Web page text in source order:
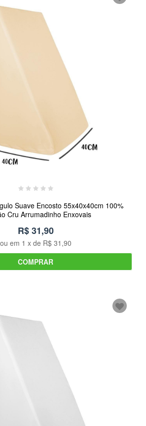
Suave Encosto 55x40x40cm 100%
Cru Arrumadinho Enxovais
R$ 31,90
ou em 1 x de R$ 31,90
COMPRAR